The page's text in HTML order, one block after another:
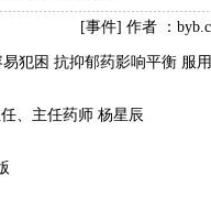
[事件] 作者 ：
犯困 抗抑郁药影响平衡 服
、主任药师 杨星辰